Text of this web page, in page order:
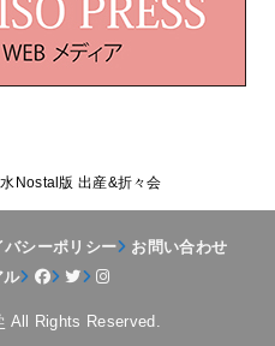
Nostal版 出産&折々会
バシーポリシー
お問い合わせ
ル
All Rights Reserved.